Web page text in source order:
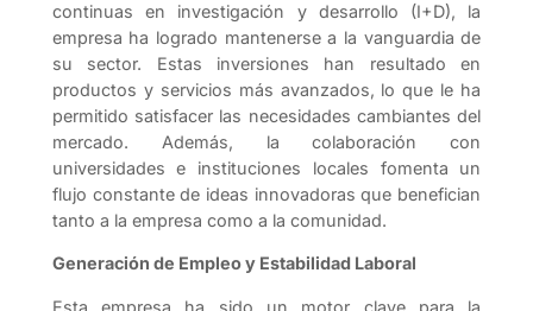
continuas en investigación y desarrollo (I+D), la
empresa ha logrado mantenerse a la vanguardia de
su sector. Estas inversiones han resultado en
productos y servicios más avanzados, lo que le ha
permitido satisfacer las necesidades cambiantes del
mercado. Además, la colaboración con
universidades e instituciones locales fomenta un
flujo constante de ideas innovadoras que benefician
tanto a la empresa como a la comunidad.
Generación de Empleo y Estabilidad Laboral
Esta empresa ha sido un motor clave para la